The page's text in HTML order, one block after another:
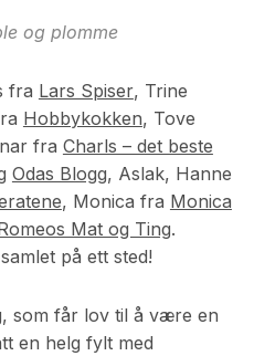
og plomme
fra Lars Spiser, Trine
Hobbykokken, Tove
fra Charls – det beste
Odas Blogg, Aslak, Hanne
, Monica fra Monica
Mat og Ting.
på ett sted!
som får lov til å være en
en helg fylt med